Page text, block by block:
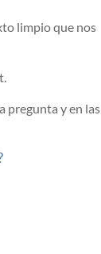
limpio que nos
pregunta y en las